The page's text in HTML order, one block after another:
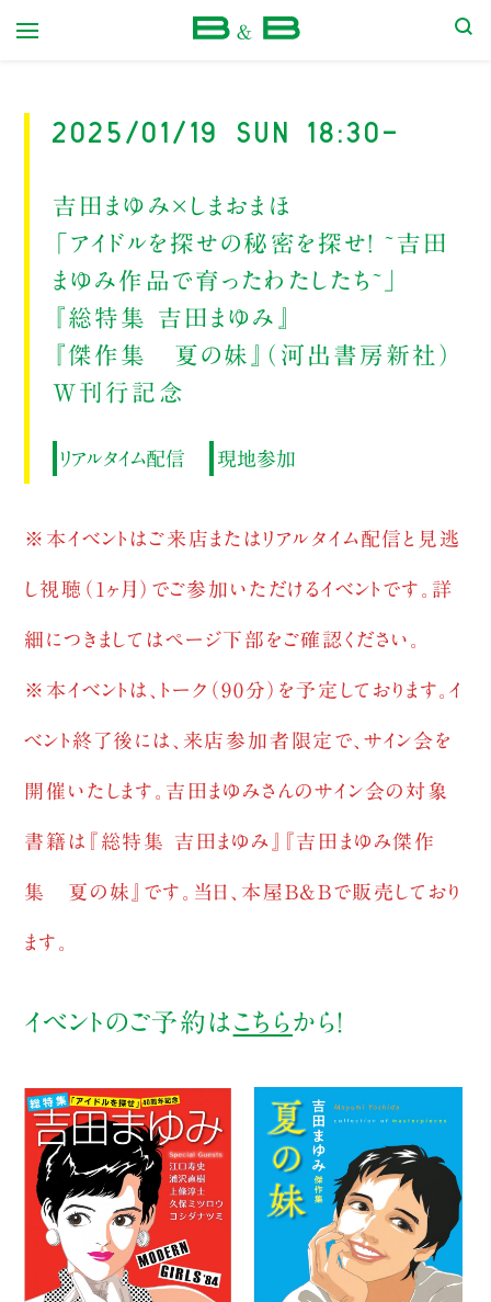
2025/01/19 Sun 18:30-
吉田まゆみ×しまおまほ
「アイドルを探せの秘密を探せ！ ~吉田
まゆみ作品で育ったわたしたち~」
『総特集 吉田まゆみ』
『傑作集 夏の妹』（河出書房新社）
W刊行記念
リアルタイム配信 現地参加
※本イベントはご来店またはリアルタイム配信と見逃
し視聴（1ヶ月）でご参加いただけるイベントです。詳
細につきましてはページ下部をご確認ください。
※本イベントは、トーク（90分）を予定しております。イ
ベント終了後には、来店参加者限定で、サイン会を
開催いたします。吉田まゆみさんのサイン会の対象
書籍は『総特集 吉田まゆみ』『吉田まゆみ傑作
集 夏の妹』です。当日、本屋B&Bで販売しており
ます。
イベントのご予約は こちらから！